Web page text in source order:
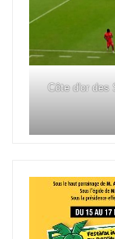
Côte d'or des